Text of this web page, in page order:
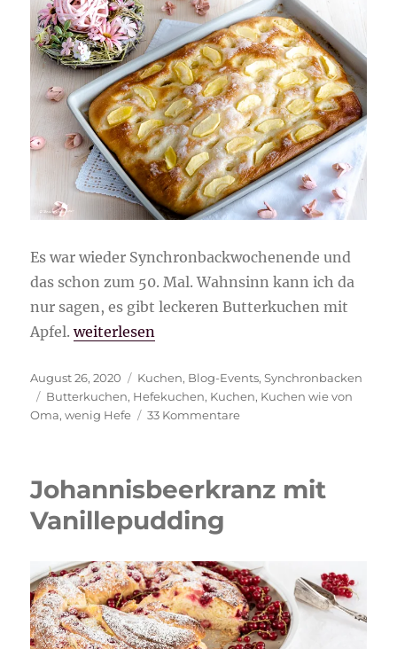
Es war wieder Synchronbackwochenende und
das schon zum 50. Mal. Wahnsinn kann ich da
nur sagen, es gibt leckeren Butterkuchen mit
Apfel.„Butterkuchen mit Apfel“
weiterlesen
Veröffentlicht
am
August 26, 2020 Kategorien
Kuchen, Blog-Events,Synchronbacken
Schlagwörter
Butterkuchen, Hefekuchen, Kuchen, Kuchen wie von
Oma,wenig Hefe 33 Kommentarezu
Johannisbeerkranz mit
Vanillepudding